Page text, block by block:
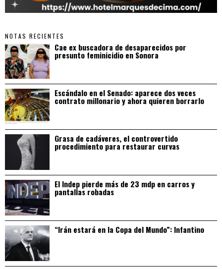
NOTAS RECIENTES
Cae ex buscadora de desaparecidos por
presunto feminicidio en Sonora
Escándalo en el Senado: aparece dos veces
contrato millonario y ahora quieren borrarlo
Grasa de cadáveres, el controvertido
procedimiento para restaurar curvas
El Indep pierde más de 23 mdp en carros y
pantallas robadas
“Irán estará en la Copa del Mundo”: Infantino